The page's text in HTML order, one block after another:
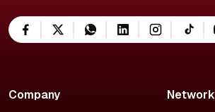
Company Network